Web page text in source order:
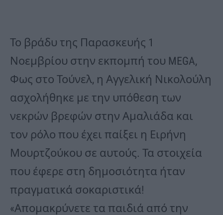
Το βράδυ της Παρασκευής 1
Νοεμβρίου στην εκπομπή του MEGA,
Φως στο Τούνελ, η Αγγελική Νικολούλη
ασχολήθηκε με την υπόθεση των
νεκρών βρεφών στην Αμαλιάδα και
τον ρόλο που έχει παίξει η Ειρήνη
Μουρτζούκου σε αυτούς. Τα στοιχεία
που έφερε στη δημοσιότητα ήταν
πραγματικά σοκαριστικά!
«Απομακρύνετε τα παιδιά από την